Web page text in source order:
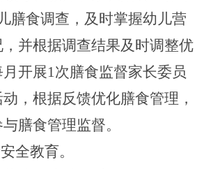
膳食调查，及时掌握幼儿营
并根据调查结果及时调整优
开展1次膳食监督家长委员
， 根据反馈优化膳食管理 ，
膳食管理监督。
全教育。